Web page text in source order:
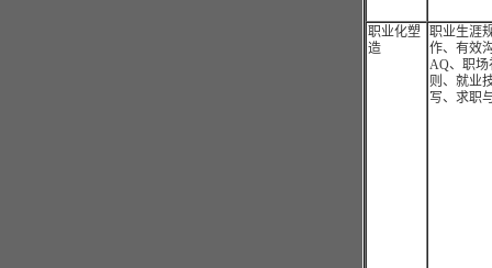
职业化塑
造
职业生涯
作、有效
AQ、职场
则、就业
写、求职